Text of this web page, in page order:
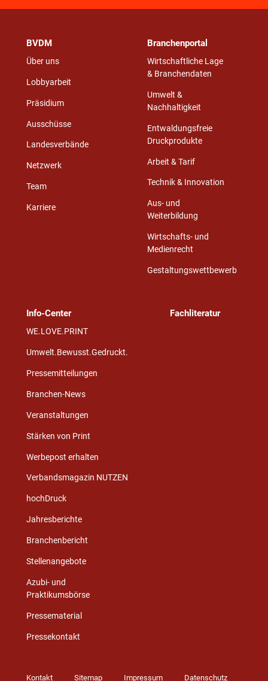
BVDM
Über uns
Lobbyarbeit
Präsidium
Ausschüsse
Landesverbände
Netzwerk
Team
Karriere
Branchenportal
Wirtschaftliche Lage
& Branchendaten
Umwelt &
Nachhaltigkeit
Entwaldungsfreie
Druckprodukte
Arbeit & Tarif
Technik & Innovation
Aus- und
Weiterbildung
Wirtschafts- und
Medienrecht
Gestaltungswettbewerb
Info-Center
WE.LOVE.PRINT
Umwelt.Bewusst.Gedruckt.
Pressemitteilungen
Branchen-News
Veranstaltungen
Stärken von Print
Werbepost erhalten
Verbandsmagazin NUTZEN
hochDruck
Jahresberichte
Branchenbericht
Stellenangebote
Azubi- und
Praktikumsbörse
Pressematerial
Pressekontakt
Fachliteratur
Kontakt Sitemap Impressum Datenschutz